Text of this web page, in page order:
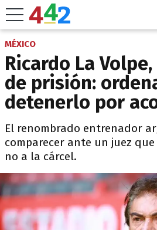
MÉXICO
Ricardo La
de prisión:
detenerlo por
El renombrado entrenador
comparecer ante un juez
no a la cárcel.